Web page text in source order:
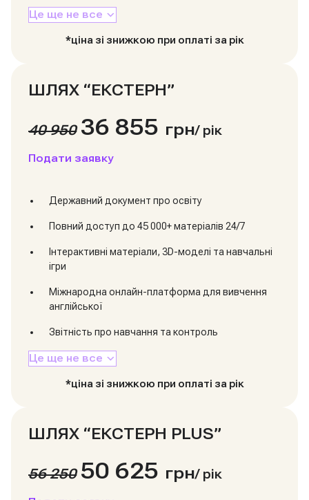
Це ще не все
*ціна зі знижкою при оплаті за рік
ШЛЯХ “ЕКСТЕРН”
40 950 36 855 грн/ рік
Подати заявку
Державний документ про освіту
Повний доступ до 45 000+ матеріалів 24/7
Інтерактивні матеріали, 3D-моделі та навчальні
ігри
Міжнародна онлайн-платформа для вивчення
англійської
Звітність про навчання та контроль
Це ще не все
*ціна зі знижкою при оплаті за рік
ШЛЯХ “ЕКСТЕРН PLUS”
56 250 50 625 грн/ рік